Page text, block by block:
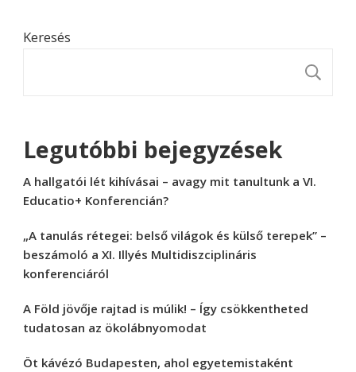
Keresés
Legutóbbi bejegyzések
A hallgatói lét kihívásai – avagy mit tanultunk a VI.
Educatio+ Konferencián?
„A tanulás rétegei: belső világok és külső terepek” –
beszámoló a XI. Illyés Multidiszciplináris
konferenciáról
A Föld jövője rajtad is múlik! – Így csökkentheted
tudatosan az ökolábnyomodat
Öt kávézó Budapesten, ahol egyetemistaként